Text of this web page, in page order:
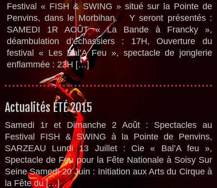
Festival « FISH & SWING » situé sur la Pointe de
Penvins, dans le Morbihan. Y seront présentés :
SAMEDI 1R AOÛT « La Bande à Francky »,
déambulation d’échassiers : 17H, Ouverture du
festival « Les Bal’A Feu », spectacle de jonglerie
enflammée : 23H […]
Actualités ÉTÉ 2015
Samedi 1r et Dimanche 2 Août : Spectacles au
Festival FISH & SWING à la Pointe de Penvins,
SARZEAU Lundi 13 Juillet : Cie « Bal’A feu »,
Spectacle de Feu pour la Fête Nationale à Soisy Sur
Seine Samedi 20 Juin : Initiation aux Arts du Cirque à
la Fête du […]